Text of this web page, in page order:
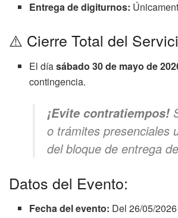
Entrega de digiturnos:
⚠️ Cierre Total del
El díasábado 30 de mayo de
contingencia.
¡Evite contratiempos!
o trámites presenciales
del bloque de entrega
Datos del Evento:
Fecha del evento: Del 26/05/